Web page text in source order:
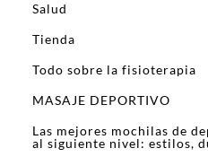
Salud
Tienda
Todo sobre la fisioterapia
MASAJE DEPORTIVO
Las mejores mochilas de
al siguiente nivel: estilos,